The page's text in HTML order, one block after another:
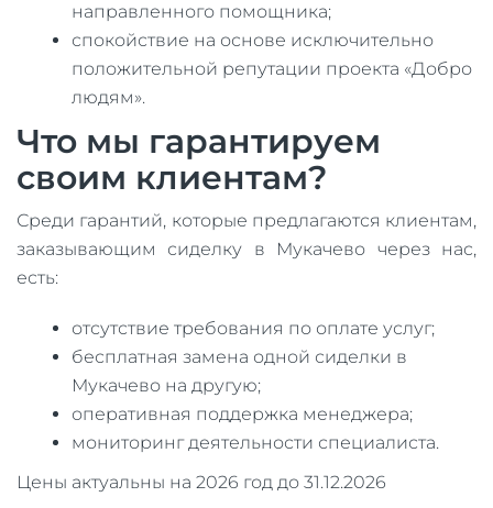
направленного помощника;
спокойствие на основе исключительно
положительной репутации проекта «Добро
людям».
Что мы гарантируем
своим клиентам?
Среди гарантий, которые предлагаются клиентам,
заказывающим сиделку в Мукачево через нас,
есть:
отсутствие требования по оплате услуг;
бесплатная замена одной сиделки в
Мукачево на другую;
оперативная поддержка менеджера;
мониторинг деятельности специалиста.
Цены актуальны на 2026 год до 31.12.2026